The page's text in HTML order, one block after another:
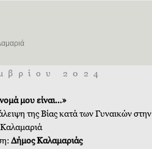
2024
μου είναι…»
της Βίας κατά των Γυναικών στην
Καλαμαριά
Δήμος Καλαμαριάς